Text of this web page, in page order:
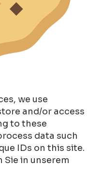
we use
and/or access
to these
data such
IDs on this site.
in unserem